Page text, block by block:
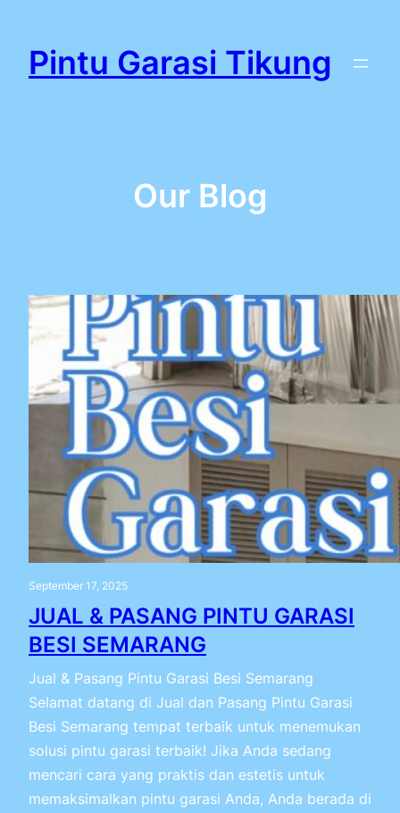
kontenPintu Garasi Tikung
Our Blog
September 17, 2025
JUAL & PASANG PINTU GARASI
BESI SEMARANG
Jual & Pasang Pintu Garasi Besi Semarang
Selamat datang di Jual dan Pasang Pintu Garasi
Besi Semarang tempat terbaik untuk menemukan
solusi pintu garasi terbaik! Jika Anda sedang
mencari cara yang praktis dan estetis untuk
memaksimalkan pintu garasi Anda, Anda berada di